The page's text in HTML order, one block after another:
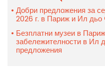
Добри предложения за
2026 г. в Париж и Ил дьо
Безплатни музеи в
забележителности в Ил
предложения